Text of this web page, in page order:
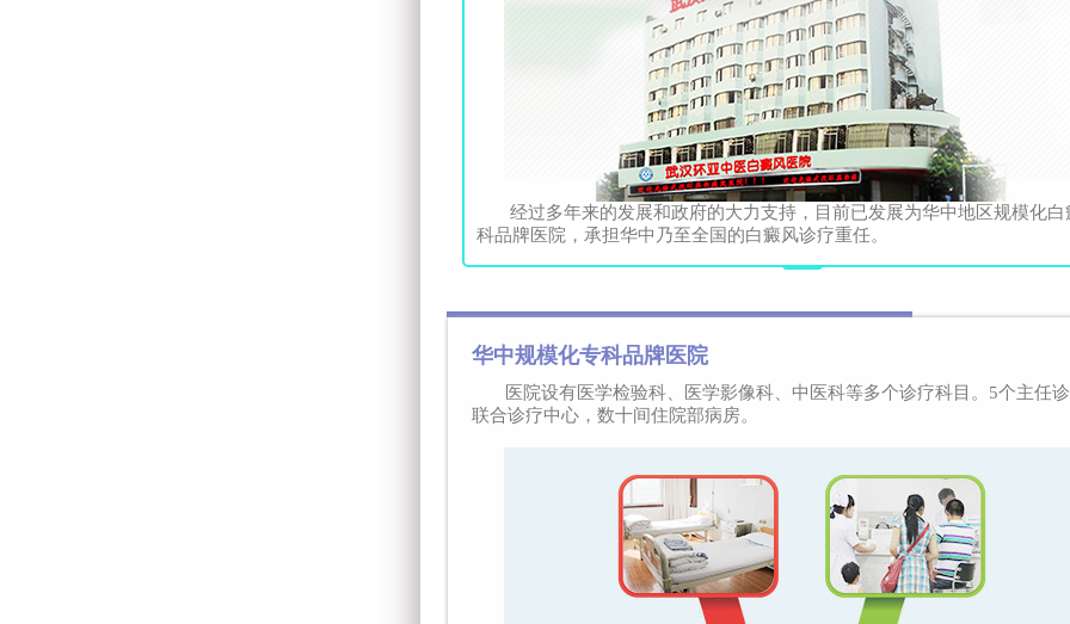
经过多年来的发展和政府的大力支持，目前已发展为华中地区规模化白
科品牌医院，承担华中乃至全国的白癜风诊疗重任。
华中规模化专科品牌医院
医院设有医学检验科、医学影像科、中医科等多个诊疗科目。5个主任
联合诊疗中心，数十间住院部病房。